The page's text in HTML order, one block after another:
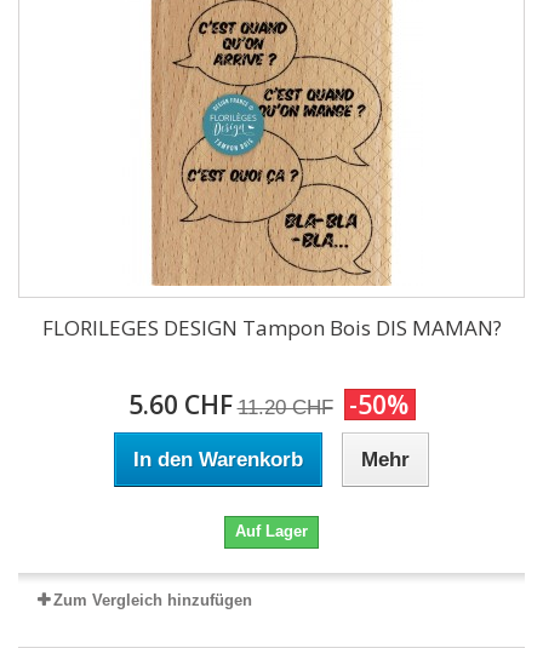
FLORILEGES DESIGN Tampon Bois DIS MAMAN?
5.60 CHF 11.20 CHF -50%
In den Warenkorb Mehr
Auf Lager
Zum Vergleich hinzufügen